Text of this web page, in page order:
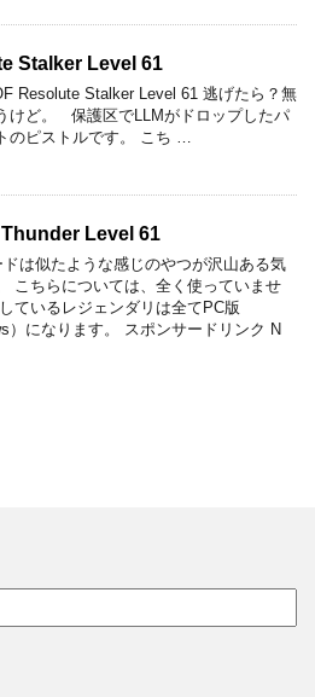
Stalker Level 61
Resolute Stalker Level 61 逃げたら？無
けど。 保護区でLLMがドロップしたパ
のピストルです。 こち …
Level 61
は似たような感じのやつが沢山ある気
こちらについては、全く使っていませ
ているレジェンダリは全てPC版
）になります。 スポンサードリンク N